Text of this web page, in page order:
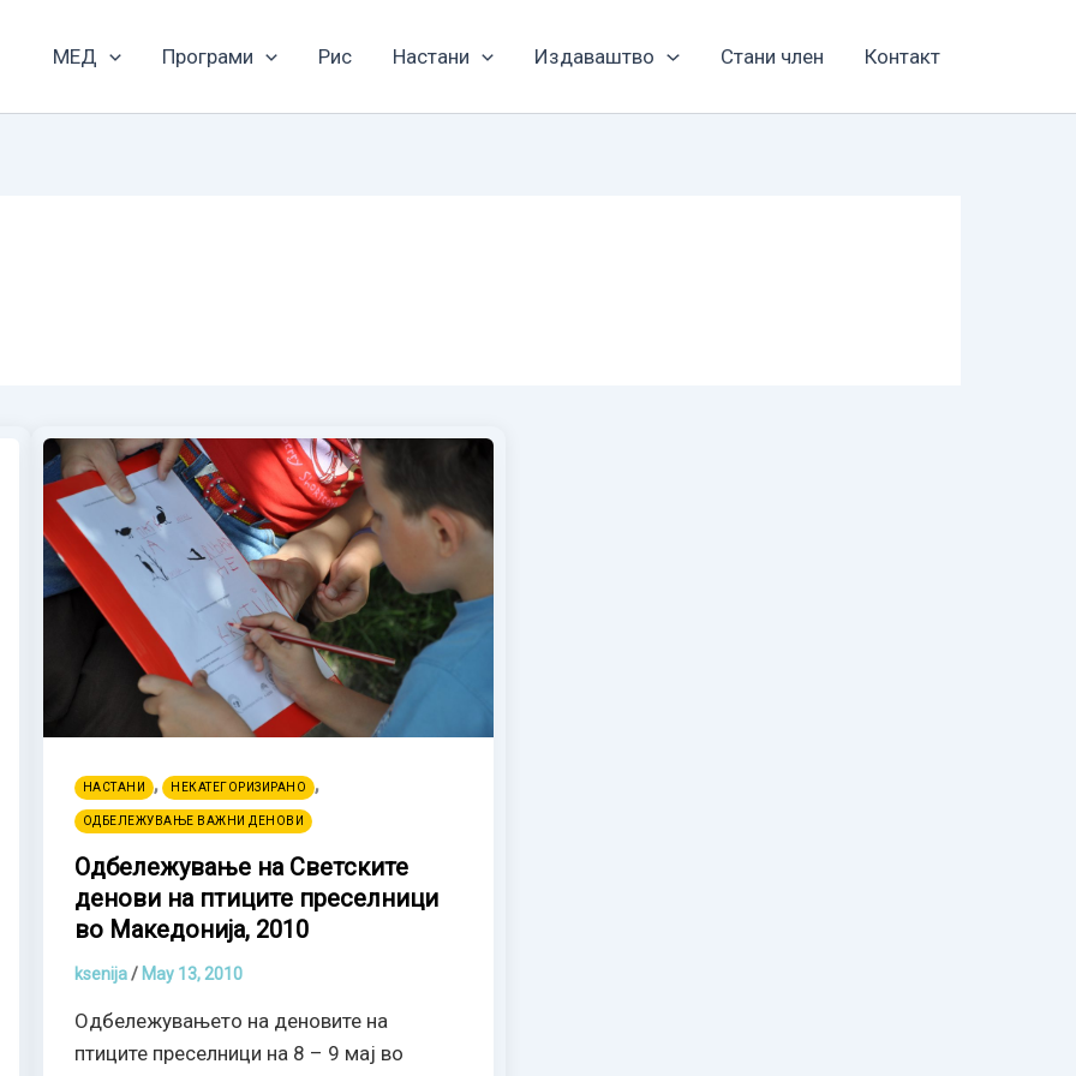
МЕД Програми Рис Настани Издаваштво Стани член Контакт
НАСТАНИ , НЕКАТЕГОРИЗИРАНО ,
ОДБЕЛЕЖУВАЊЕ ВАЖНИ ДЕНОВИ
Одбележување на Светските
денови на птиците преселници
во Македонија, 2010
ksenija/ May 13, 2010
Одбележувањето на деновите на
птиците преселници на 8 – 9 мај во